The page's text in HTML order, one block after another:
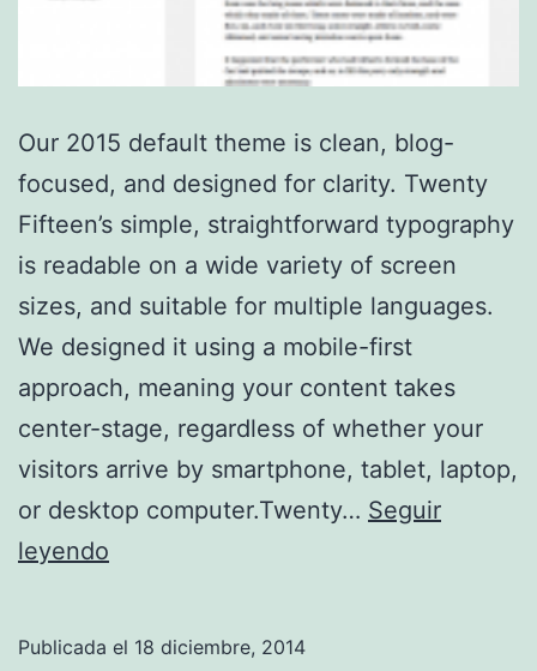
Our 2015 default theme is clean, blog-
focused, and designed for clarity. Twenty
Fifteen’s simple, straightforward typography
is readable on a wide variety of screen
sizes, and suitable for multiple languages.
We designed it using a mobile-first
approach, meaning your content takes
center-stage, regardless of whether your
visitors arrive by smartphone, tablet, laptop,
or desktop computer.Twenty… Seguir
leyendo
Publicada el 18 diciembre, 2014